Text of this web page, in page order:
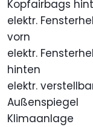
Kopfairbags
elektr.
vorn
elektr.
hinten
elektr.
Außenspiegel
Klimaanlage